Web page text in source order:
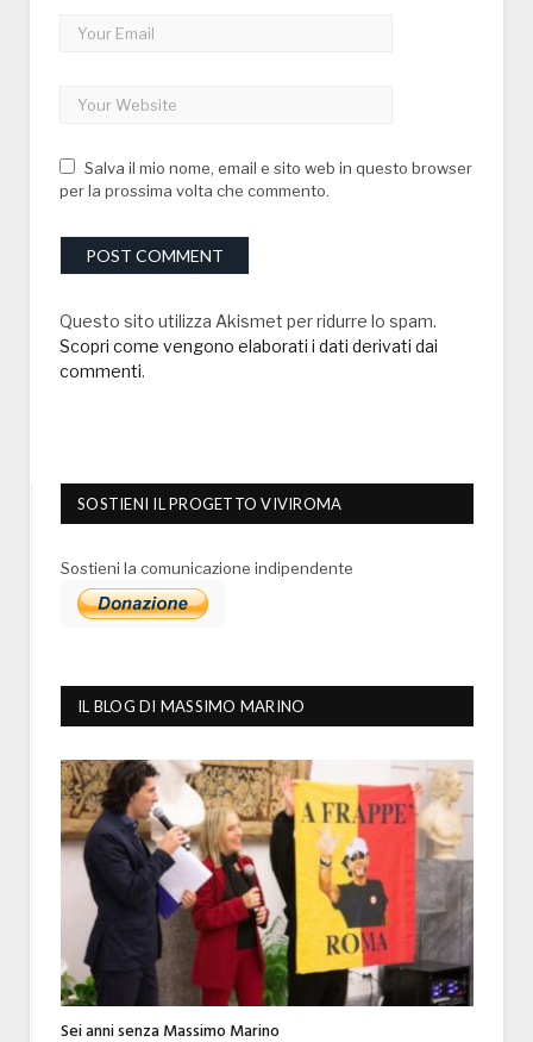
Salva il mio nome, email e sito web in questo browser
per la prossima volta che commento.
Questo sito utilizza Akismet per ridurre lo spam.
Scopri come vengono elaborati i dati derivati dai
commenti.
SOSTIENI IL PROGETTO VIVIROMA
Sostieni la comunicazione indipendente
IL BLOG DI MASSIMO MARINO
Sei anni senza Massimo Marino